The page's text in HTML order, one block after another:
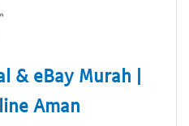
& eBay Murah |
Aman